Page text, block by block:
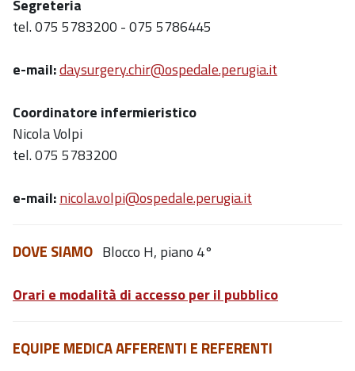
Segreteria
tel. 075 5783200 - 075 5786445
e-mail:daysurgery.chir@ospedale.perugia.it
Coordinatore infermieristico
Nicola Volpi
tel. 075 5783200
e-mail:nicola.volpi@ospedale.perugia.it
DOVE SIAMO Blocco H, piano 4°
Orari e modalità di accesso per il pubblico
EQUIPE MEDICA AFFERENTI E REFERENTI